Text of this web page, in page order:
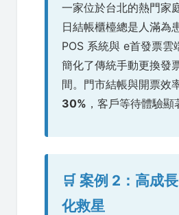
一家位於台北的熱門家
日結帳櫃檯總是人滿為
POS 系統與 e首發票雲
簡化了傳統手動更換發
間。門市結帳與開票效
30% ，客戶等待體驗顯
🛒 案例 2：高成
化救星